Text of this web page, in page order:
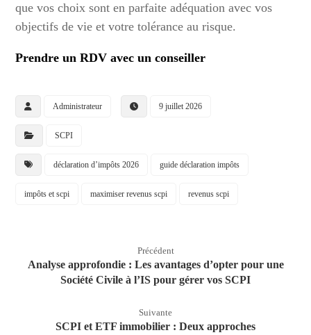
que vos choix sont en parfaite adéquation avec vos
objectifs de vie et votre tolérance au risque.
Prendre un RDV avec un conseiller
Administrateur 9 juillet 2026
SCPI
déclaration d’impôts 2026 guide déclaration impôts
impôts et scpi maximiser revenus scpi revenus scpi
Précédent
Analyse approfondie : Les avantages d’opter pour une
Société Civile à l’IS pour gérer vos SCPI
Suivante
SCPI et ETF immobilier : Deux approches